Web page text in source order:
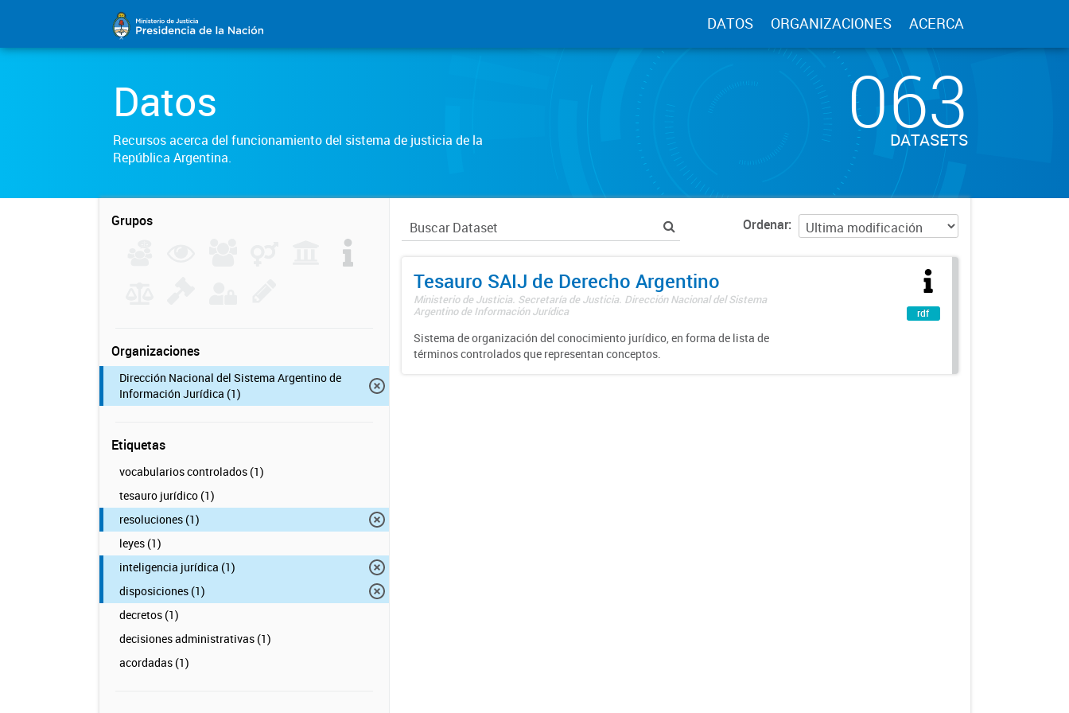
DATOS ORGANIZACIONES ACERCA
Datos
Recursos acerca del funcionamiento del sistema de justicia de la
República Argentina.
063
DATASETS
Grupos
Organizaciones
Dirección Nacional del Sistema Argentino de
Información Jurídica (1)
Etiquetas
vocabularios controlados (1)
tesauro jurídico (1)
resoluciones (1)
leyes (1)
inteligencia jurídica (1)
disposiciones (1)
decretos (1)
decisiones administrativas (1)
acordadas (1)
Ordenar
Tesauro SAIJ de Derecho Argentino
Ministerio de Justicia. Secretaría de Justicia. Dirección Nacional del Sistema
Argentino de Información Jurídica
Sistema de organización del conocimiento jurídico, en forma de lista de
términos controlados que representan conceptos.
rdf